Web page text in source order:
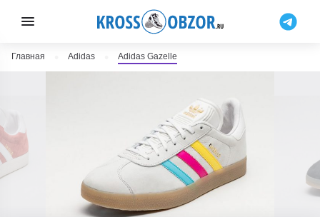
Главная Adidas Adidas Gazelle